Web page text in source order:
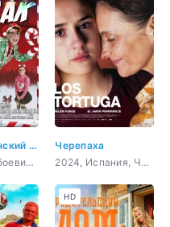
Рождественский чудак
2021, США, боевик, комедия
Черепаха
2024, Испания, Чили, драма
HD